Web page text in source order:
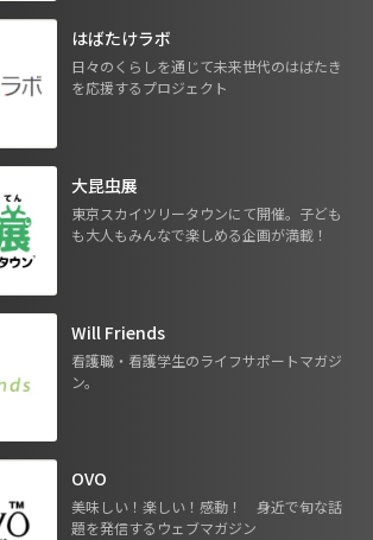
はばたけラボ
日々のくらしを通じて未来世代のはばたき
を応援するプロジェクト
大昆虫展
東京スカイツリータウンにて開催。子ども
も大人もみんなで楽しめる企画が満載！
Will Friends
看護職・看護学生のライフサポートマガジ
ン。
OVO
美味しい！楽しい！感動！ 身近で旬な話
題を発信するウェブマガジン